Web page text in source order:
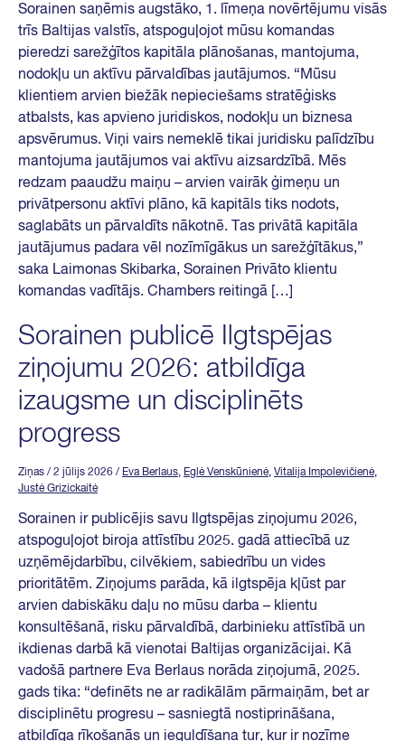
Sorainen saņēmis augstāko, 1. līmeņa novērtējumu visās
trīs Baltijas valstīs, atspoguļojot mūsu komandas
pieredzi sarežģītos kapitāla plānošanas, mantojuma,
nodokļu un aktīvu pārvaldības jautājumos. “Mūsu
klientiem arvien biežāk nepieciešams stratēģisks
atbalsts, kas apvieno juridiskos, nodokļu un biznesa
apsvērumus. Viņi vairs nemeklē tikai juridisku palīdzību
mantojuma jautājumos vai aktīvu aizsardzībā. Mēs
redzam paaudžu maiņu – arvien vairāk ģimeņu un
privātpersonu aktīvi plāno, kā kapitāls tiks nodots,
saglabāts un pārvaldīts nākotnē. Tas privātā kapitāla
jautājumus padara vēl nozīmīgākus un sarežģītākus,”
saka Laimonas Skibarka, Sorainen Privāto klientu
komandas vadītājs. Chambers reitingā […]
Sorainen publicē Ilgtspējas
ziņojumu 2026: atbildīga
izaugsme un disciplinēts
progress
Ziņas / 2 jūlijs 2026 / Eva Berlaus, Eglė Venskūnienė, Vitalija Impolevičienė,
Justė Grizickaitė
Sorainen ir publicējis savu Ilgtspējas ziņojumu 2026,
atspoguļojot biroja attīstību 2025. gadā attiecībā uz
uzņēmējdarbību, cilvēkiem, sabiedrību un vides
prioritātēm. Ziņojums parāda, kā ilgtspēja kļūst par
arvien dabiskāku daļu no mūsu darba – klientu
konsultēšanā, risku pārvaldībā, darbinieku attīstībā un
ikdienas darbā kā vienotai Baltijas organizācijai. Kā
vadošā partnere Eva Berlaus norāda ziņojumā, 2025.
gads tika: “definēts ne ar radikālām pārmaiņām, bet ar
disciplinētu progresu – sasniegtā nostiprināšana,
atbildīga rīkošanās un ieguldīšana tur, kur ir nozīme